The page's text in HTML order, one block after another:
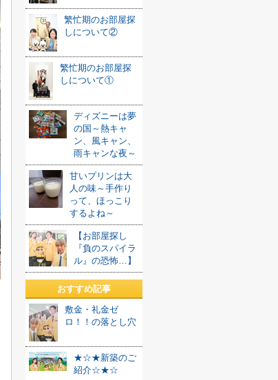
繁忙期のお部屋探
しについて②
繁忙期のお部屋探
しについて①
ディズニーは夢
の国～熱キャ
ン、風キャン、
雨キャンな夜～
甘いプリンは大
人の味～手作り
って、ほっこり
するよね～
【お部屋探し
『負のスパイラ
ル』の恐怖…】
おすすめ記事
敷金・礼金ゼ
ロ！！の落とし穴
★☆★新築のご
紹介☆★☆